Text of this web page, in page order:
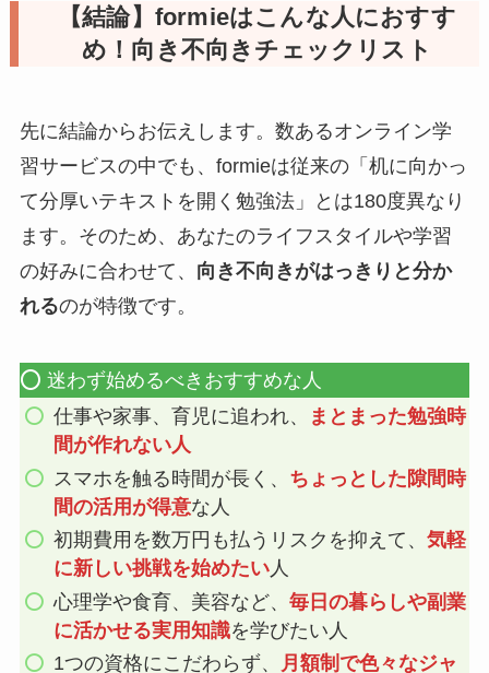
【結論】formieはこんな人におすす
め！向き不向きチェックリスト
先に結論からお伝えします。数あるオンライン学
習サービスの中でも、formieは従来の「机に向かっ
て分厚いテキストを開く勉強法」とは180度異なり
ます。そのため、あなたのライフスタイルや学習
の好みに合わせて、 向き不向きがはっきりと分か
れるのが特徴です。
⭕️ 迷わず始めるべきおすすめな人
仕事や家事、育児に追われ、
まとまった勉強時
間が作れない人
スマホを触る時間が長く、 ちょっとした隙間時
間の活用が得意な人
初期費用を数万円も払うリスクを抑えて、気軽
に新しい挑戦を始めたい人
心理学や食育、美容など、毎日の暮らしや副業
に活かせる実用知識を学びたい人
1つの資格にこだわらず、 月額制で色々なジャ